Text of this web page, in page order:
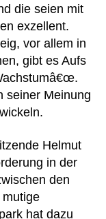
die seien mit
exzellent.
vor allem in
gibt es Aufs
seiner Meinung
Helmut
in der
den
hat dazu